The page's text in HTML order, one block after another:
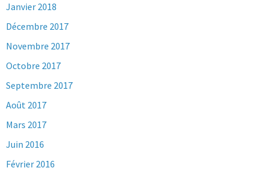
Janvier 2018
Décembre 2017
Novembre 2017
Octobre 2017
Septembre 2017
Août 2017
Mars 2017
Juin 2016
Février 2016